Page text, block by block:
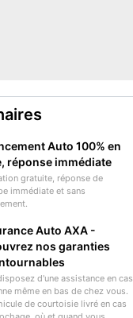
Auto 100% en
réponse immédiate
gratuite, réponse de
immédiate et sans
Auto AXA -
nos garanties
d'une assistance en cas
même en bas de chez vous.
de courtoisie livré en cas